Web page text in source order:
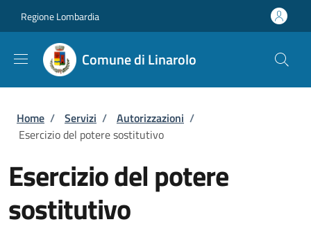
Regione Lombardia
Comune di Linarolo
Briciole di pane
Home / Servizi / Autorizzazioni /
Esercizio del potere sostitutivo
Esercizio del potere
sostitutivo